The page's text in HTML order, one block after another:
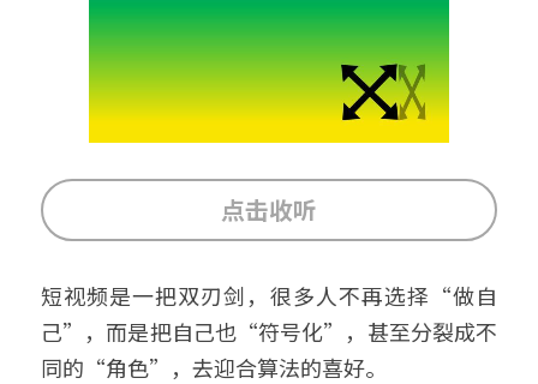
点击收听
短视频是一把双刃剑，很多人不再选择“做自
己”，而是把自己也“符号化”，甚至分裂成不
同的“角色”，去迎合算法的喜好。